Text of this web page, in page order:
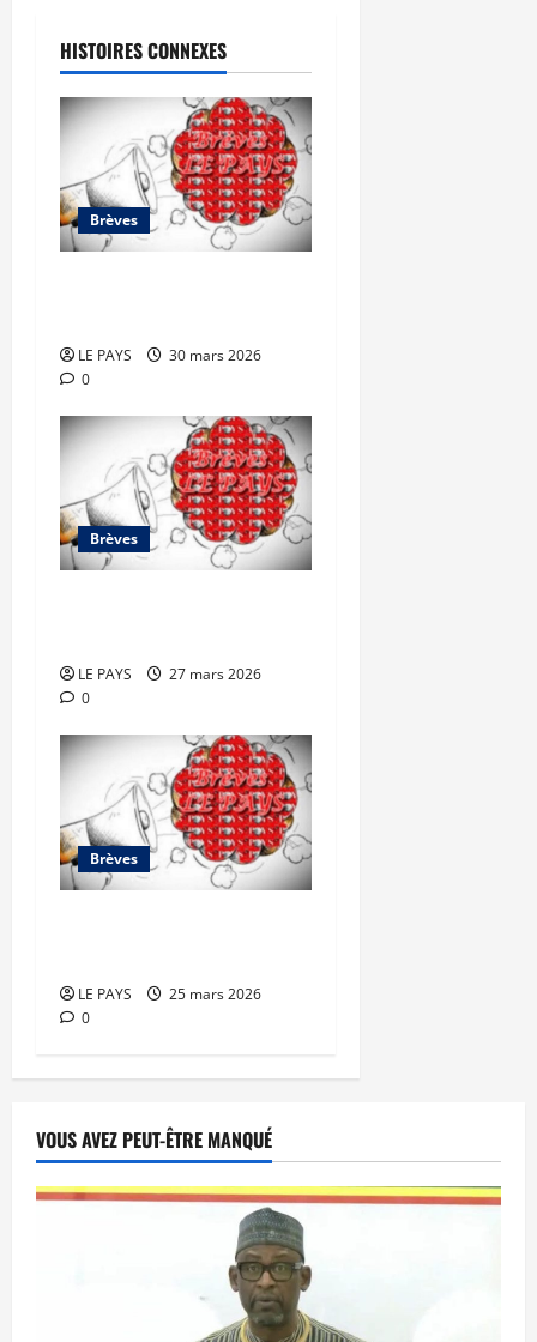
HISTOIRES CONNEXES
Brèves
LE PAYS
30 mars 2026
0
Brèves
LE PAYS
27 mars 2026
0
Brèves
LE PAYS
25 mars 2026
0
VOUS AVEZ PEUT-ÊTRE MANQUÉ